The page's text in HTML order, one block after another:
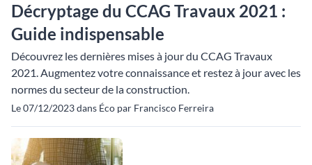
Décryptage du CCAG Travaux 2021 :
Guide indispensable
Découvrez les dernières mises à jour du CCAG Travaux
2021. Augmentez votre connaissance et restez à jour avec les
normes du secteur de la construction.
Le 07/12/2023 dans Éco par Francisco Ferreira